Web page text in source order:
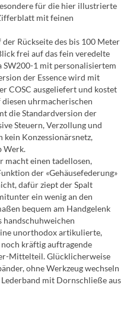
für die hier illustrierte
mit feinen
Rückseite des bis 100 Meter
frei auf das fein veredelte
1 mit personalisiertem
der Essence wird mit
COSC ausgeliefert und kostet
uhrmacherischen
die Standardversion der
Steuern, Verzollung und
Konzessionärsnetz,
Werk.
macht einen tadellosen,
der «Gehäusefederung»
dafür ziept der Spalt
ein wenig an den
bequem am Handgelenk
handschuhweichen
unorthodox artikulierte,
kräftig auftragende
Mittelteil. Glücklicherweise
ohne Werkzeug wechseln
mit Dornschließe aus